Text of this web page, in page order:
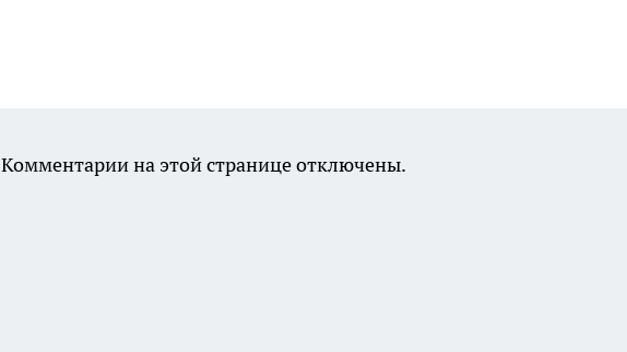
Комментарии на этой странице отключены.